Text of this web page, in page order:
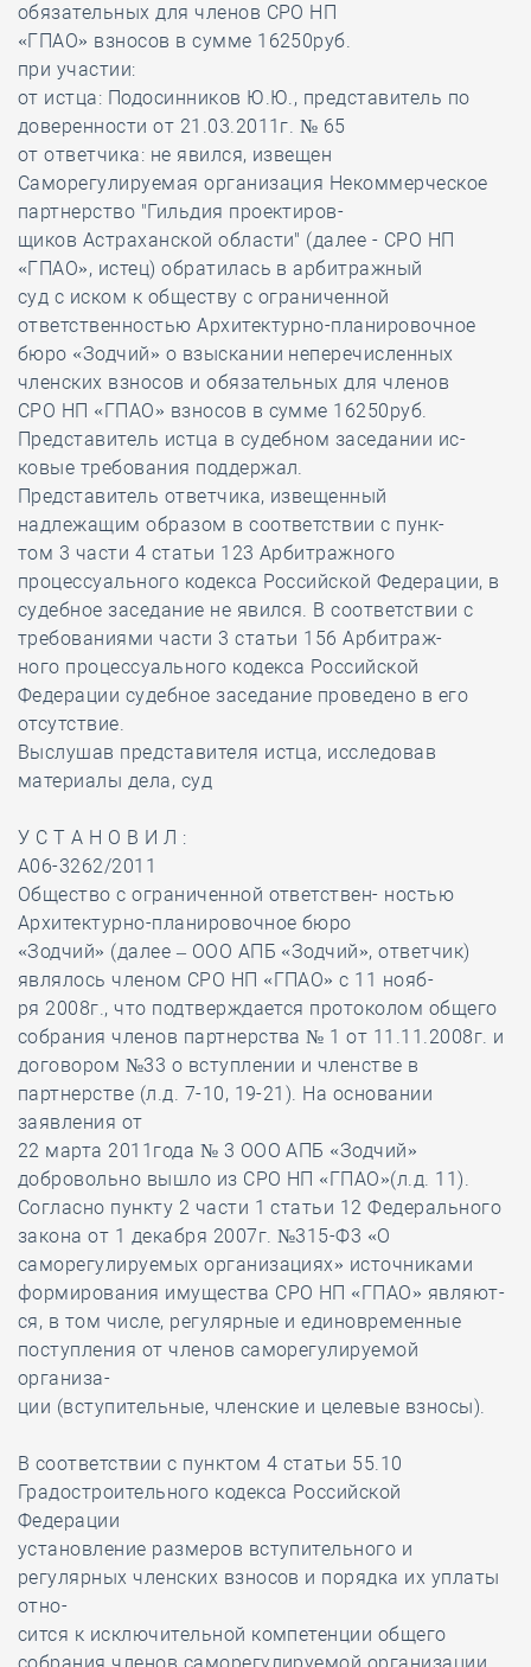
обязательных для членов СРО НП
«ГПАО» взносов в сумме 16250руб.
при участии:
от истца: Подосинников Ю.Ю., представитель по
доверенности от 21.03.2011г. № 65
от ответчика: не явился, извещен
Саморегулируемая организация Некоммерческое
партнерство "Гильдия проектиров-
щиков Астраханской области" (далее - СРО НП
«ГПАО», истец) обратилась в арбитражный
суд с иском к обществу с ограниченной
ответственностью Архитектурно-планировочное
бюро «Зодчий» о взыскании неперечисленных
членских взносов и обязательных для членов
СРО НП «ГПАО» взносов в сумме 16250руб.
Представитель истца в судебном заседании ис-
ковые требования поддержал.
Представитель ответчика, извещенный
надлежащим образом в соответствии с пунк-
том 3 части 4 статьи 123 Арбитражного
процессуального кодекса Российской Федерации, в
судебное заседание не явился. В соответствии с
требованиями части 3 статьи 156 Арбитраж-
ного процессуального кодекса Российской
Федерации судебное заседание проведено в его
отсутствие.
Выслушав представителя истца, исследовав
материалы дела, суд
У С Т А Н О В И Л :
А06-3262/2011
Общество с ограниченной ответствен- ностью
Архитектурно-планировочное бюро
«Зодчий» (далее – ООО АПБ «Зодчий», ответчик)
являлось членом СРО НП «ГПАО» с 11 нояб-
ря 2008г., что подтверждается протоколом общего
собрания членов партнерства № 1 от 11.11.2008г. и
договором №33 о вступлении и членстве в
партнерстве (л.д. 7-10, 19-21). На основании
заявления от
22 марта 2011года № 3 ООО АПБ «Зодчий»
добровольно вышло из СРО НП «ГПАО»(л.д. 11).
Согласно пункту 2 части 1 статьи 12 Федерального
закона от 1 декабря 2007г. №315-Ф3 «О
саморегулируемых организациях» источниками
формирования имущества СРО НП «ГПАО» являют-
ся, в том числе, регулярные и единовременные
поступления от членов саморегулируемой
организа-
ции (вступительные, членские и целевые взносы).
В соответствии с пунктом 4 статьи 55.10
Градостроительного кодекса Российской
Федерации
установление размеров вступительного и
регулярных членских взносов и порядка их уплаты
отно-
сится к исключительной компетенции общего